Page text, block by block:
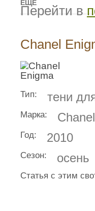
ЕЩЕ
Перейти в
Chanel
Тип: тени
Марка: Chanel
Год: 2010
Сезон: осень
Статья с этим